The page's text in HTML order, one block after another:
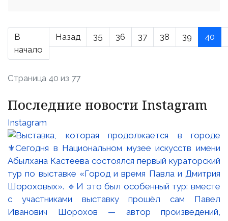
В
начало
Назад 35 36 37 38 39 40
Страница 40 из 77
Последние новости Instagram
Instagram